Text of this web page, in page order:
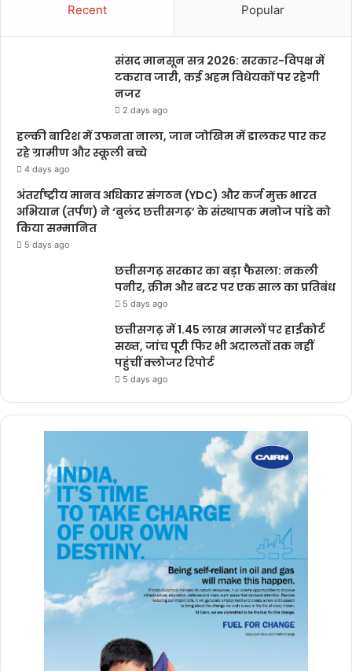
Recent Popular
संसद मानसून सत्र 2026: सरकार-विपक्ष में
टकराव जारी, कई अहम विधेयकों पर रहेगी
नजर
2 days ago
हल्की बारिश में उफनता नाला, जान जोखिम में डालकर पार कर
रहे ग्रामीण और स्कूली बच्चे
4 days ago
अंतर्राष्ट्रीय मानव अधिकार संगठन (YDC) और कर्ज मुक्त भारत
अभियान (तर्पण) ने ‘बुलंद छत्तीसगढ़’ के संस्थापक मनोज पांडे को
किया सम्मानित
5 days ago
छत्तीसगढ़ सरकार का बड़ा फैसला: नकली
पनीर, क्रीम और बटर पर एक साल का प्रतिबंध
5 days ago
छत्तीसगढ़ में 1.45 लाख मामलों पर हाईकोर्ट
सख्त, जांच पूरी फिर भी अदालतों तक नहीं
पहुंचीं क्लोजर रिपोर्ट
5 days ago